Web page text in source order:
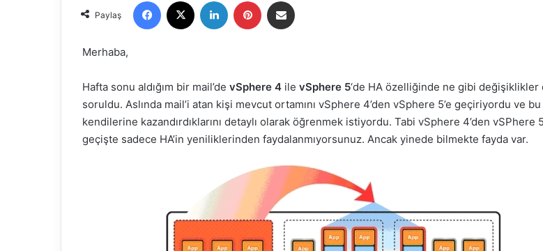
r
e
s
t
a
g
e
m
Paylaş
Merhaba,
Hafta sonu aldığım bir mail’de vSphere 4 ile vSphere 5‘de HA özelliğinde ne gibi değişiklikler
soruldu. Aslında mail’i atan kişi mevcut ortamını vSphere 4’den vSphere 5’e geçiriyordu ve
kendilerine kazandırdıklarını detaylı olarak öğrenmek istiyordu. Tabi vSphere 4’den vSPhere 5
geçişte sadece HA’in yeniliklerinden faydalanmıyorsunuz. Ancak yinede bilmekte fayda var.